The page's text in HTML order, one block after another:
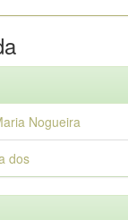
Nogueira
dos